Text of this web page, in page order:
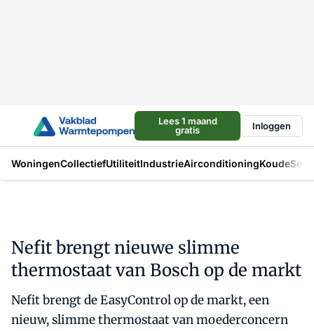
Lees 1 maand
gratis
Inloggen
WoningenCollectiefUtiliteitIndustrieAirconditioningKoude
Nefit brengt nieuwe slimme
thermostaat van Bosch op de markt
Nefit brengt de EasyControl op de markt, een
nieuw, slimme thermostaat van moederconcern